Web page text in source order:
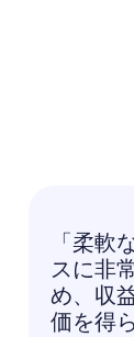
「柔軟
スに非
め、収
価を得